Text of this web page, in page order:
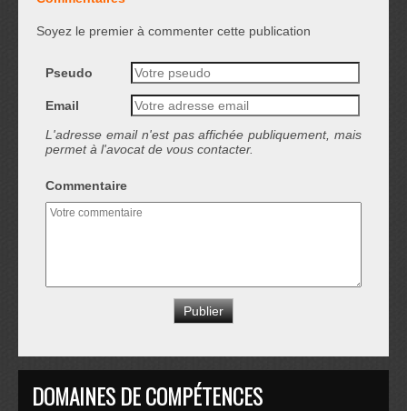
Soyez le premier à commenter cette publication
Pseudo
Email
L'adresse email n'est pas affichée publiquement, mais
permet à l'avocat de vous contacter.
Commentaire
DOMAINES DE COMPÉTENCES